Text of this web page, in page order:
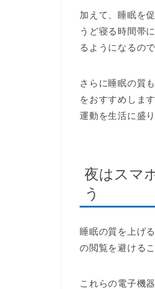
加えて、睡眠を
うど寝る時間帯
るようになるので
さらに睡眠の質
をおすすめしま
運動を生活に盛
夜はスマ
う
睡眠の質を上げ
の閲覧を避けるこ
これらの電子機